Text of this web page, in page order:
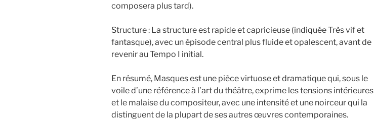
composera plus tard).
Structure : La structure est rapide et capricieuse (indiquée Très vif et
fantasque), avec un épisode central plus fluide et opalescent, avant de
revenir au Tempo I initial.
En résumé, Masques est une pièce virtuose et dramatique qui, sous le
voile d’une référence à l’art du théâtre, exprime les tensions intérieures
et le malaise du compositeur, avec une intensité et une noirceur qui la
distinguent de la plupart de ses autres œuvres contemporaines.